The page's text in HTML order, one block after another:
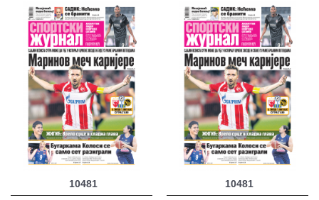
10481 10481